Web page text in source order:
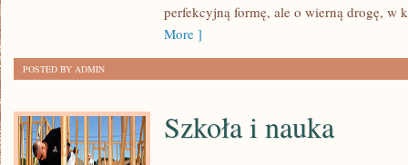
POWOŁANIE
perfekcyjną formę, ale o wierną drogę, w
More ]
POSTED BY ADMIN
Szkoła i nauka